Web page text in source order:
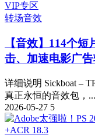
VIP专区
转场音效
【音效】114个
击、加速电影广
详细说明 Sickboat –
真正永恒的音效包，...
2026-05-27 5